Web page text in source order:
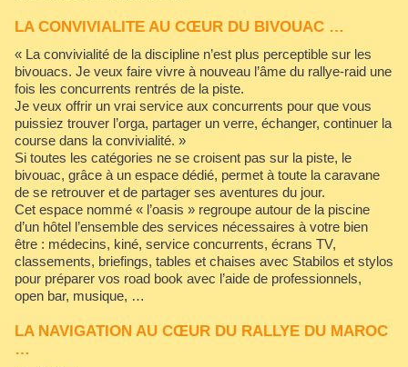
LA CONVIVIALITE AU CŒUR DU BIVOUAC …
« La convivialité de la discipline n’est plus perceptible sur les
bivouacs. Je veux faire vivre à nouveau l’âme du rallye-raid une
fois les concurrents rentrés de la piste.
Je veux offrir un vrai service aux concurrents pour que vous
puissiez trouver l’orga, partager un verre, échanger, continuer la
course dans la convivialité. »
Si toutes les catégories ne se croisent pas sur la piste, le
bivouac, grâce à un espace dédié, permet à toute la caravane
de se retrouver et de partager ses aventures du jour.
Cet espace nommé « l’oasis » regroupe autour de la piscine
d’un hôtel l’ensemble des services nécessaires à votre bien
être : médecins, kiné, service concurrents, écrans TV,
classements, briefings, tables et chaises avec Stabilos et stylos
pour préparer vos road book avec l’aide de professionnels,
open bar, musique, …
​LA NAVIGATION AU CŒUR DU RALLYE DU MAROC
…